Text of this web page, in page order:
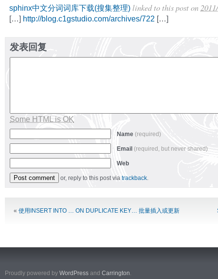
sphinx中文分词词库下载(搜集整理) linked to this poston
[…] http://blog.c1gstudio.com/archives/722 […]
发表回复
Some HTML is OK
Name (required)
Email (required, but never shared)
Web
or, reply to this post via trackback.
« 使用INSERT INTO … ON DUPLICATE KEY… 批量插入或更新
Proudly powered by WordPress and Carrington.